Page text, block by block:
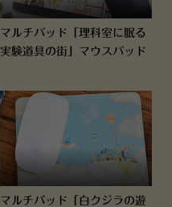
マルチパッド「理科室に眠る
実験道具の街」マウスパッド
マルチパッド「白クジラの遊